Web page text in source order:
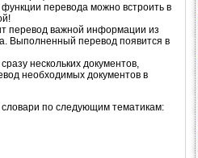
перевода можно встроить в
перевод важной информации из
Выполненный перевод появится в
нескольких документов,
необходимых документов в
словари по следующим тематикам: